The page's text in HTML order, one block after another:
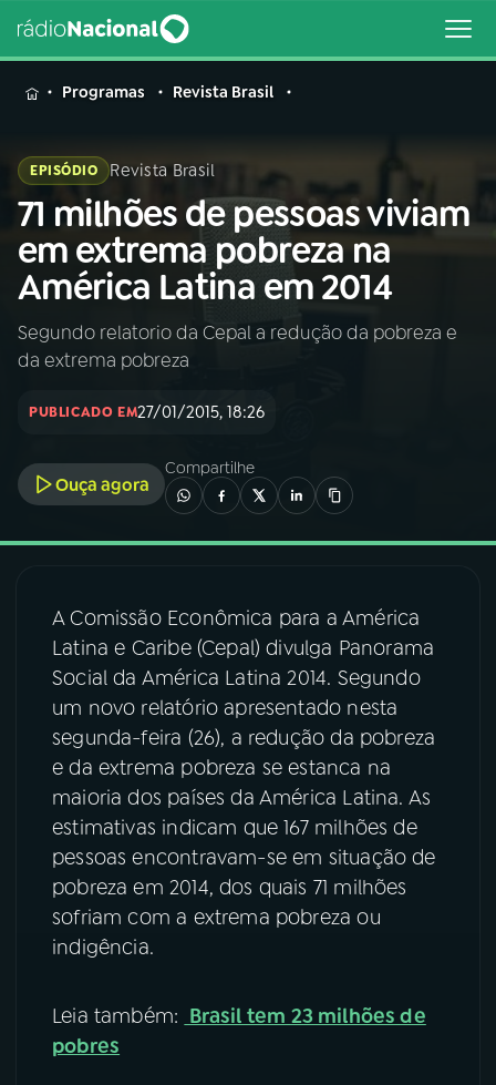
MENU
Buscar
na
Rádio
Nacional
Buscar
AO VIVO
INÍCIO
A RÁDIO
03PROGRAMAÇÃO
04PROGRAMAS
PODCASTS
06VIDEOCASTS
08FESTIVAL DE MÚSICA
YouTube
Programas Revista Brasil
EPISÓDIO Revista Brasil
71 milhões de pessoas viviam
em extrema pobreza na
América Latina em 2014
Segundo relatorio da Cepal a redução da pobreza e
da extrema pobreza
PUBLICADO EM27/01/2015, 18:26
Ouça agora
Compartilhe
A Comissão Econômica para a América
Latina e Caribe (Cepal) divulga Panorama
Social da América Latina 2014. Segundo
um novo relatório apresentado nesta
segunda-feira (26), a redução da pobreza
e da extrema pobreza se estanca na
maioria dos países da América Latina. As
estimativas indicam que 167 milhões de
pessoas encontravam-se em situação de
pobreza em 2014, dos quais 71 milhões
sofriam com a extrema pobreza ou
indigência.
Leia também: Brasil tem 23 milhões de
pobres